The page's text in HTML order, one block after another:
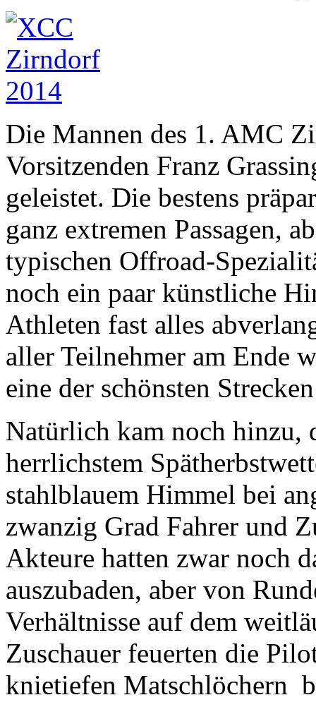
Die Mannen des 1. AMC
Vorsitzenden Franz
geleistet. Die bestens
ganz extremen Passagen,
typischen Offroad-
noch ein paar künstliche
Athleten fast alles
aller Teilnehmer am
eine der schönsten
Natürlich kam noch hinzu,
herrlichstem
stahlblauem Himmel bei
zwanzig Grad Fahrer und
Akteure hatten zwar noch
auszubaden, aber von
Verhältnisse auf dem
Zuschauer feuerten die
knietiefen Matschlöchern